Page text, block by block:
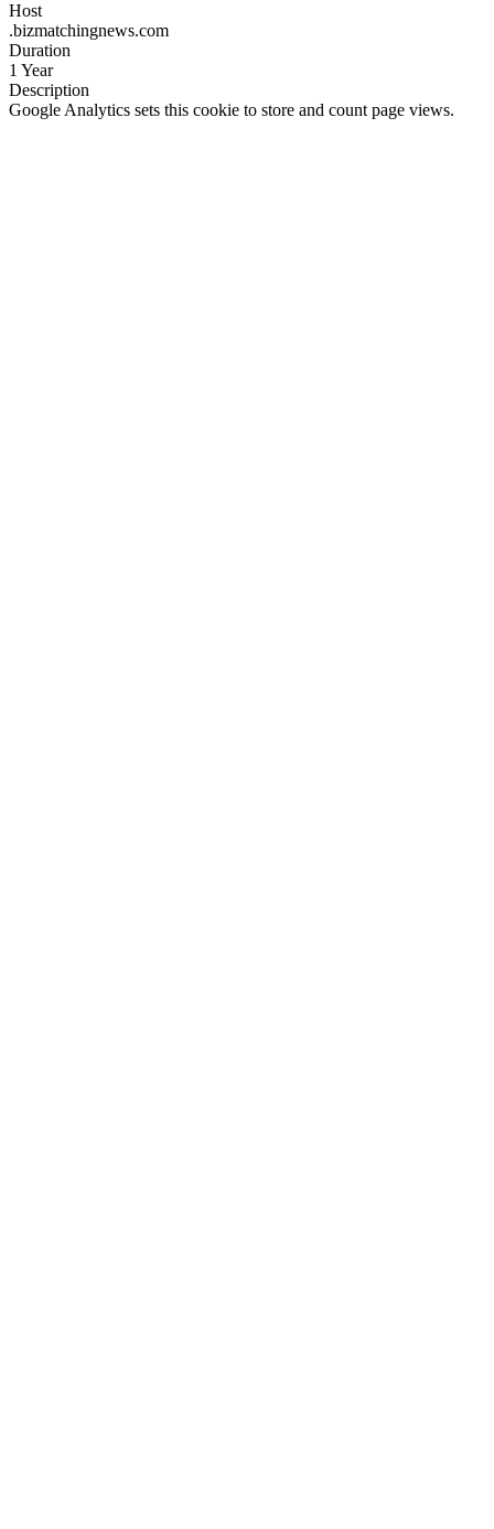
Host
.bizmatchingnews.com
Duration
1 Year
Description
Google Analytics sets this cookie to store and count page views.